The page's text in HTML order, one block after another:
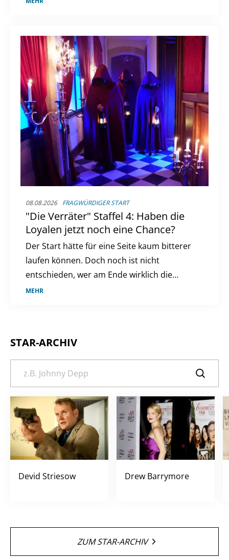
08.08.2026 FRAGWÜRDIGER START
"Die Verräter" Staffel 4: Haben die
Loyalen jetzt noch eine Chance?
Der Start hätte für eine Seite kaum bitterer
laufen können. Doch noch ist nicht
entschieden, wer am Ende wirklich die
Kontrolle behält.
MEHR
STAR-ARCHIV
Devid Striesow Drew Barrymore
ZUM STAR-ARCHIV